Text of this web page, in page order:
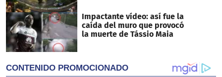
Impactante vídeo: así fue la
caída del muro que provocó
la muerte de Tássio Maia